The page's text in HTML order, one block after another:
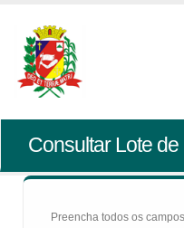
Consultar Lote de
Preencha todos os